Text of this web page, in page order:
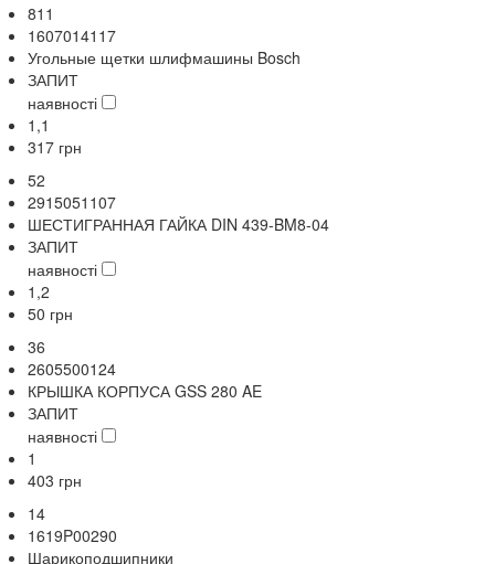
811
1607014117
Угольные щетки шлифмашины Bosch
ЗАПИТ
наявності
1,1
317 грн
52
2915051107
ШЕСТИГРАННАЯ ГАЙКА DIN 439-BM8-04
ЗАПИТ
наявності
1,2
50 грн
36
2605500124
КРЫШКА КОРПУСА GSS 280 AE
ЗАПИТ
наявності
1
403 грн
14
1619P00290
Шарикоподшипники